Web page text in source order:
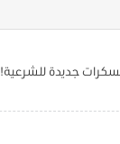
جديدة للشرعية!